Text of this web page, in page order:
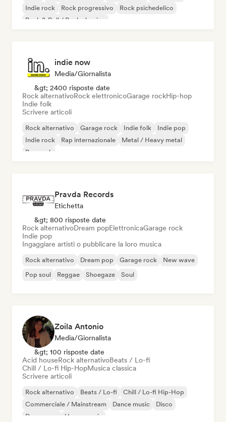
Indie rock
Rock progressivo
Rock psichedelico
Rock & Roll / Rock classico
indie now
Media/Giornalista
&gt; 2400 risposte date
Rock alternativoRock elettronicoGarage rockHip-hop
Indie folk
Scrivere articoli
Rock alternativo Garage rock Indie folk
Indie pop
Indie rock
Rap internazionale
Metal / Heavy metal
Pop rock
Pravda Records
Etichetta
&gt; 800 risposte date
Rock alternativoDream popElettronicaGarage rock
Indie pop
Ingaggiare artisti o pubblicare la loro musica
Rock alternativo Dream pop Garage rock
New wave
Pop soul
Reggae Shoegaze Soul
Zoila Antonio
Media/Giornalista
&gt; 100 risposte date
Acid houseRock alternativoBeats / Lo-fi
Chill / Lo-fi Hip-HopMusica classica
Scrivere articoli
Rock alternativo Beats / Lo-fi
Chill / Lo-fi Hip-Hop
Commerciale / Mainstream
Dance music
Disco
Dream pop
House music